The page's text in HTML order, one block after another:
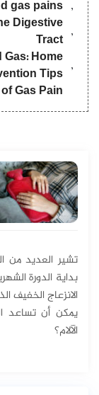
gas pains
Digestive
Tract
Home
Tips
Gas Pain
تشير العديد من
بداية الدورة
الانزعاج الخفيف
يمكن أن تساعد
الآلام؟